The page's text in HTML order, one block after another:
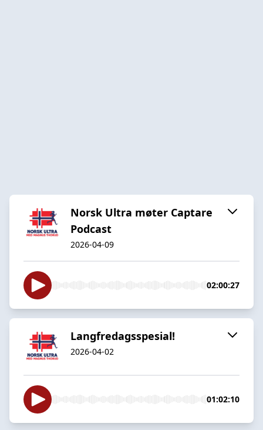
Norsk Ultra møter Captare
Podcast
2026-04-09
02:00:27
Langfredagsspesial!
2026-04-02
01:02:10